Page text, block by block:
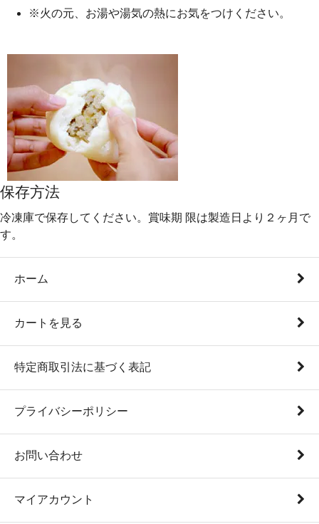
※火の元、お湯や湯気の熱にお気をつけください。
保存方法
冷凍庫で保存してください。賞味期 限は製造日より２ヶ月で
す。
ホーム
カートを見る
特定商取引法に基づく表記
プライバシーポリシー
お問い合わせ
マイアカウント